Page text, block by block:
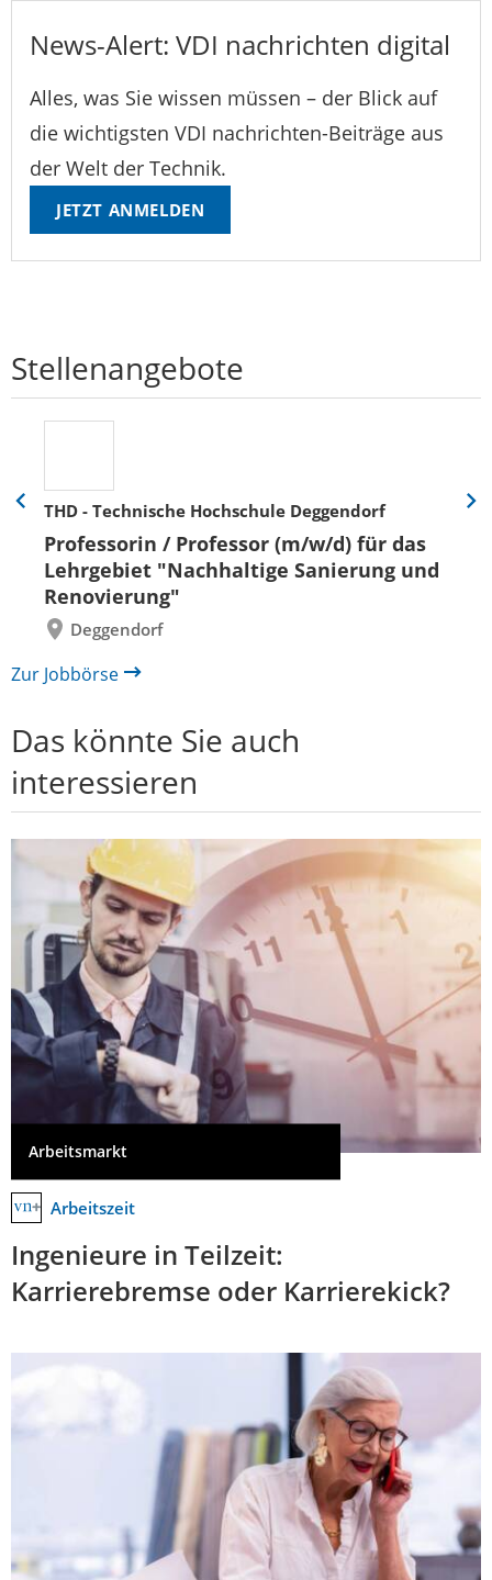
News-Alert: VDI nachrichten digital
Alles, was Sie wissen müssen – der Blick auf
die wichtigsten VDI nachrichten-Beiträge aus
der Welt der Technik.
JETZT ANMELDEN
Stellenangebote
THD - Technische Hochschule Deggendorf
Professorin / Professor (m/w/d) für das
Lehrgebiet "Nachhaltige Sanierung und
Renovierung"
Deggendorf
Eine
zurück
Eine
Zur Jobbörse
Das könnte Sie auch
interessieren
Arbeitsmarkt
Arbeitszeit
Ingenieure in Teilzeit:
Karrierebremse oder Karrierekick?